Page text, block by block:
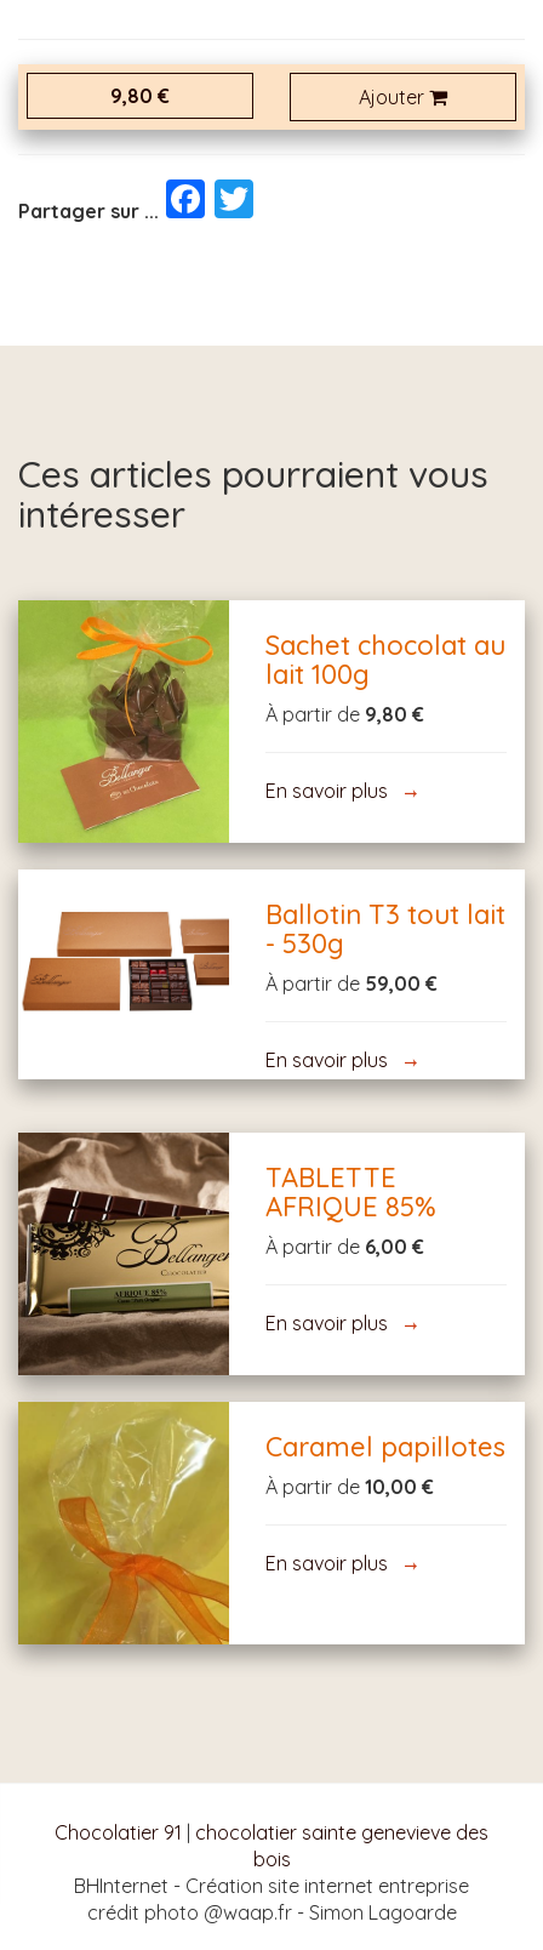
9,80 € Ajouter
Partager sur ...
Facebook
Ces articles pourraient vous
intéresser
Sachet chocolat au
lait 100g
À partir de 9,80 €
En savoir plus
Ballotin T3 tout lait
- 530g
À partir de 59,00 €
En savoir plus
TABLETTE
AFRIQUE 85%
À partir de 6,00 €
En savoir plus
Caramel papillotes
À partir de10,00 €
En savoir plus
Chocolatier 91
chocolatier sainte genevieve des
bois
BHInternet - Création site internet entreprise
crédit photo @waap.fr - Simon Lagoarde